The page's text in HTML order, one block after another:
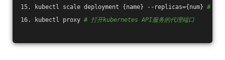
15. kubectl scale deployment {name} --replicas={num} # 修
16. kubectl proxy # 打开kubernetes API服务的代理端口